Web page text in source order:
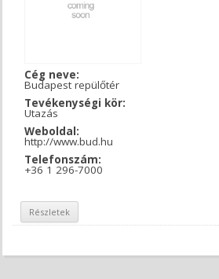
Cég neve:
Budapest repülőtér
Tevékenységi kör:
Utazás
Weboldal:
http://www.bud.hu
Telefonszám:
+36 1 296-7000
Részletek